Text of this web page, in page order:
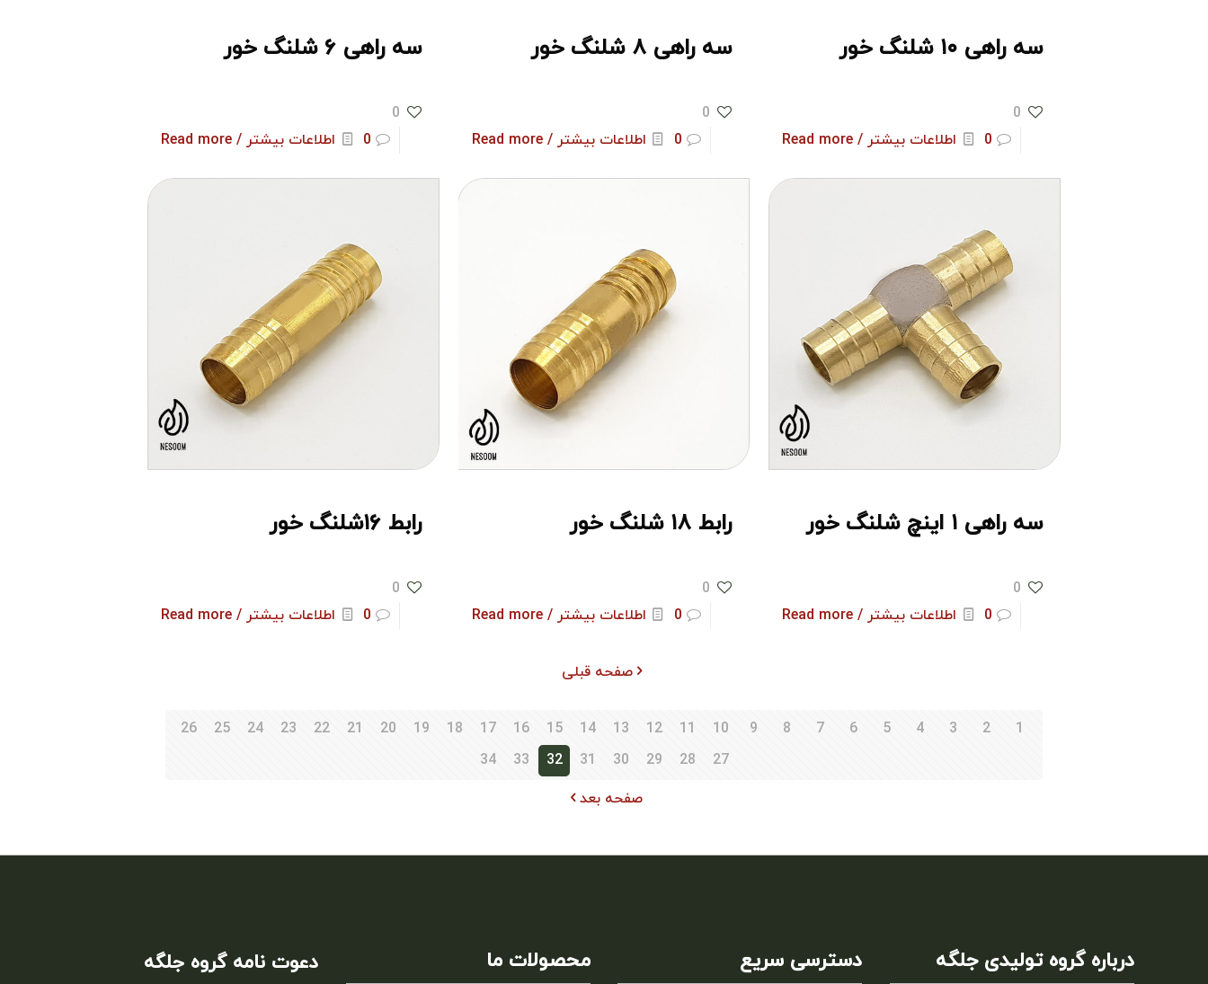
سه راهی ۱۰ شلنگ خور
0
0
اطلاعات بیشتر / Read more
سه راهی ۸ شلنگ خور
0
0
اطلاعات بیشتر / Read more
سه راهی ۶ شلنگ خور
0
0
اطلاعات بیشتر / Read more
سه راهی ۱ اینچ شلنگ خور
0
0
اطلاعات بیشتر / Read more
رابط ۱۸ شلنگ خور
0
0
اطلاعات بیشتر / Read more
رابط ۱۶شلنگ خور
0
0
اطلاعات بیشتر / Read more
صفحه قبلی
1
2
3
4
5
6
7
8
9
10
11
12
13
14
15
16
17
18
19
20
21
22
23
24
25
26
27
28
29
30
31
32
33
34
صفحه بعد
درباره گروه تولیدی جلگه دسترسی سریع محصولات ما دعوت نامه گروه جلگه